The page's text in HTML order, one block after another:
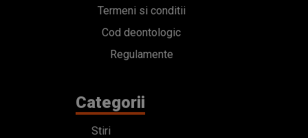
Termeni si conditii
Cod deontologic
Regulamente
Categorii
Stiri